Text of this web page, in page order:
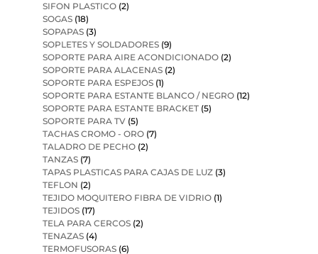
SIFON PLASTICO (2)
SOGAS (18)
SOPAPAS (3)
SOPLETES Y SOLDADORES (9)
SOPORTE PARA AIRE ACONDICIONADO (2)
SOPORTE PARA ALACENAS (2)
SOPORTE PARA ESPEJOS (1)
SOPORTE PARA ESTANTE BLANCO / NEGRO (12)
SOPORTE PARA ESTANTE BRACKET (5)
SOPORTE PARA TV (5)
TACHAS CROMO - ORO (7)
TALADRO DE PECHO (2)
TANZAS (7)
TAPAS PLASTICAS PARA CAJAS DE LUZ (3)
TEFLON (2)
TEJIDO MOQUITERO FIBRA DE VIDRIO (1)
TEJIDOS (17)
TELA PARA CERCOS (2)
TENAZAS (4)
TERMOFUSORAS (6)